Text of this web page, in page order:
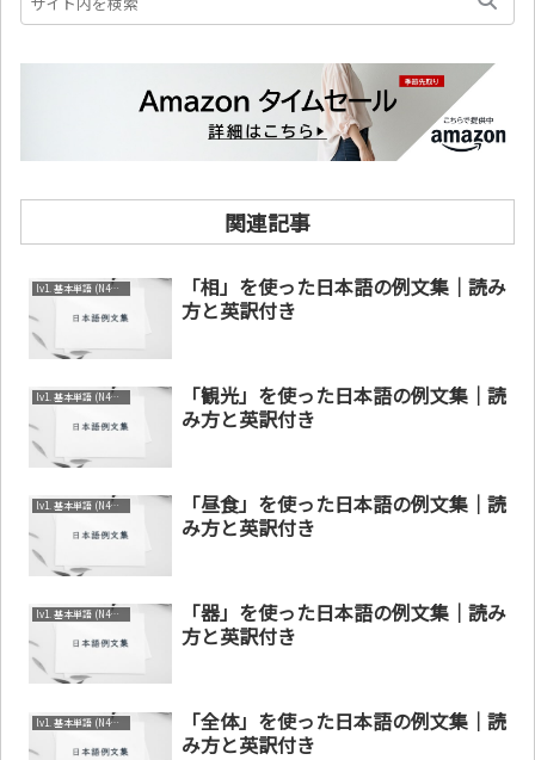
関連記事
lv1. 基本単語 (N4～N5)
「相」を使った日本語の例文集｜読み
方と英訳付き
lv1. 基本単語 (N4～N5)
「観光」を使った日本語の例文集｜読
み方と英訳付き
lv1. 基本単語 (N4～N5)
「昼食」を使った日本語の例文集｜読
み方と英訳付き
lv1. 基本単語 (N4～N5)
「器」を使った日本語の例文集｜読み
方と英訳付き
lv1. 基本単語 (N4～N5)
「全体」を使った日本語の例文集｜読
み方と英訳付き